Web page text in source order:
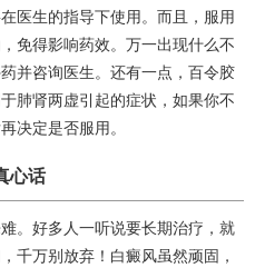
医生的指导下使用。而且，服用
免得影响药效。万一出现什么不
并咨询医生。还有一点，百令胶
肺肾两虚引起的症状，如果你不
决定是否服用。
心话
。好多人一听说要长期治疗，就
千万别放弃！白癜风虽然顽固，